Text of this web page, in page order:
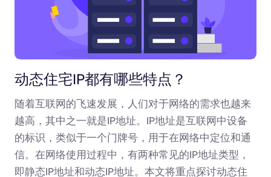
动态住宅IP都有哪些特点？
随着互联网的飞速发展，人们对于网络的需求也越来
越高，其中之一就是IP地址。IP地址是互联网中设备
的标识，类似于一个门牌号，用于在网络中定位和通
信。在网络使用过程中，有两种常见的IP地址类型，
即静态IP地址和动态IP地址。本文将重点探讨动态住